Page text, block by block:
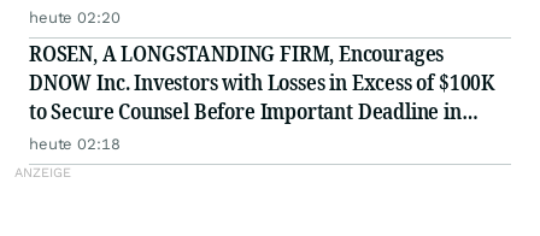
heute 02:20
ROSEN, A LONGSTANDING FIRM, Encourages
DNOW Inc. Investors with Losses in Excess of $100K
to Secure Counsel Before Important Deadline in
Securities Class Action First Filed by the Firm -
DNOW
heute 02:18